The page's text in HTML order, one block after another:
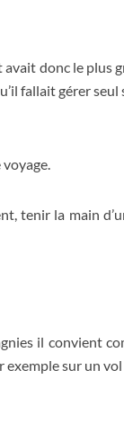
donc le plus
fallait gérer seul
tenir la main
il convient
exemple sur un